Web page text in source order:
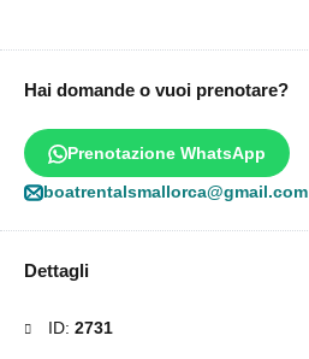
Hai domande o vuoi prenotare?
Prenotazione WhatsApp
boatrentalsmallorca@gmail.com
Dettagli
ID: 2731